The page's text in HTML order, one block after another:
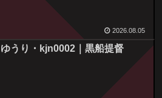
2026.08.05
ゆうり・kjn0002｜黒船提督